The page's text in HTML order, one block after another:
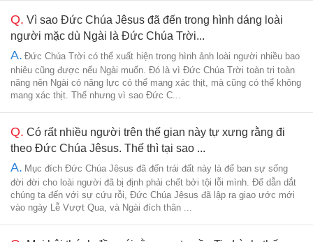
Q. Vì sao Đức Chúa Jêsus đã đến trong hình dáng loài
người mặc dù Ngài là Đức Chúa Trời...
A. Đức Chúa Trời có thể xuất hiện trong hình ảnh loài người nhiều bao
nhiêu cũng được nếu Ngài muốn. Đó là vì Đức Chúa Trời toàn tri toàn
năng nên Ngài có năng lực có thể mang xác thịt, mà cũng có thể không
mang xác thịt. Thế nhưng vì sao Đức C...
Q. Có rất nhiều người trên thế gian này tự xưng rằng đi
theo Đức Chúa Jêsus. Thế thì tại sao ...
A. Mục đích Đức Chúa Jêsus đã đến trái đất này là để ban sự sống
đời đời cho loài người đã bị định phải chết bởi tội lỗi mình. Để dẫn dắt
chúng ta đến với sự cứu rỗi, Đức Chúa Jêsus đã lập ra giao ước mới
vào ngày Lễ Vượt Qua, và Ngài đích thân ...